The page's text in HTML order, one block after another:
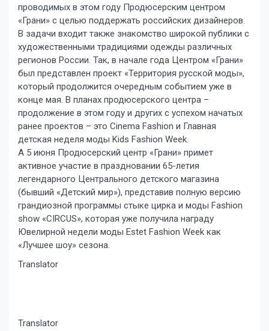
проводимых в этом году Продюсерским центром
«Грани» с целью поддержать российских дизайнеров.
В задачи входит также знакомство широкой публики с
художественными традициями одежды различных
регионов России. Так, в начале года Центром «Грани»
был представлен проект «Территория русской моды»,
который продолжится очередным событием уже в
конце мая. В планах продюсерского центра –
продолжение в этом году и других с успехом начатых
ранее проектов – это Cinema Fashion и Главная
детская неделя моды Kids Fashion Week.
А 5 июня Продюсерский центр «Грани» примет
активное участие в праздновании 65-летия
легендарного Центрального детского магазина
(бывший «Детский мир»), представив полную версию
грандиозной программы стыке цирка и моды Fashion
show «CIRCUS», которая уже получила награду
Ювелирной недели моды Estet Fashion Week как
«Лучшее шоу» сезона.
Translator
Translator